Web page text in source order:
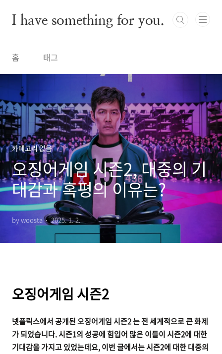
I have something for you.
홈 태그
카테고리 없음
오징어게임 시즌2, 대중의 기
대감과 혹평의 이유는?
by woosta 2025. 1. 2.
오징어게임 시즌2
넷플릭스에서 공개된오징어게임 시즌2는 전 세계적으로 큰 화제
가 되었습니다. 시즌1의 성공에 힘입어 많은 이들이 시즌2에 대한
기대감을 가지고 있었는데요, 이번 글에서는 시즌2에 대한 대중의